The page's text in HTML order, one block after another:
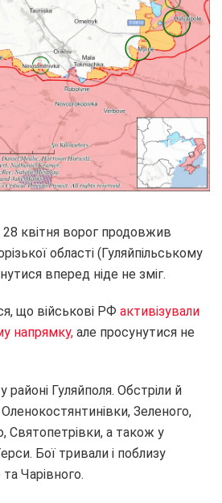
квітня ворог продовжив
області (Гуляйпільському
вперед ніде не зміг.
що військові РФ активізували
напрямку, але просунутися не
районі Гуляйполя. Обстріли й
Зеленого,
Святопетрівки, а також у
Бої тривали і поблизу
та Чарівного.